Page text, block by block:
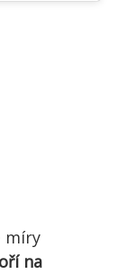
míry
na